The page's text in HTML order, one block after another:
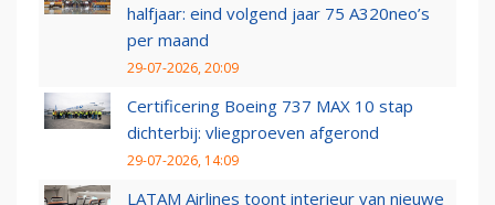
halfjaar: eind volgend jaar 75 A320neo’s
per maand
29-07-2026, 20:09
Certificering Boeing 737 MAX 10 stap
dichterbij: vliegproeven afgerond
29-07-2026, 14:09
LATAM Airlines toont interieur van nieuwe